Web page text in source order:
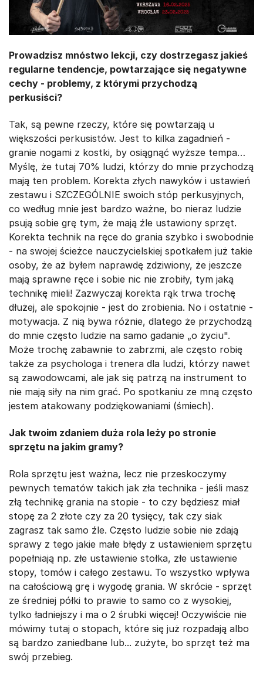
Prowadzisz mnóstwo lekcji, czy dostrzegasz jakieś
regularne tendencje, powtarzające się negatywne
cechy - problemy, z którymi przychodzą
perkusiści?
Tak, są pewne rzeczy, które się powtarzają u
większości perkusistów. Jest to kilka zagadnień -
granie nogami z kostki, by osiągnąć wyższe tempa…
Myślę, że tutaj 70% ludzi, którzy do mnie przychodzą
mają ten problem. Korekta złych nawyków i ustawień
zestawu i SZCZEGÓLNIE swoich stóp perkusyjnych,
co według mnie jest bardzo ważne, bo nieraz ludzie
psują sobie grę tym, że mają źle ustawiony sprzęt.
Korekta technik na ręce do grania szybko i swobodnie
- na swojej ścieżce nauczycielskiej spotkałem już takie
osoby, że aż byłem naprawdę zdziwiony, że jeszcze
mają sprawne ręce i sobie nic nie zrobiły, tym jaką
technikę mieli! Zazwyczaj korekta rąk trwa trochę
dłużej, ale spokojnie - jest do zrobienia. No i ostatnie -
motywacja. Z nią bywa różnie, dlatego że przychodzą
do mnie często ludzie na samo gadanie „o życiu".
Może trochę zabawnie to zabrzmi, ale często robię
także za psychologa i trenera dla ludzi, którzy nawet
są zawodowcami, ale jak się patrzą na instrument to
nie mają siły na nim grać. Po spotkaniu ze mną często
jestem atakowany podziękowaniami (śmiech).
Jak twoim zdaniem duża rola leży po stronie
sprzętu na jakim gramy?
Rola sprzętu jest ważna, lecz nie przeskoczymy
pewnych tematów takich jak zła technika - jeśli masz
złą technikę grania na stopie - to czy będziesz miał
stopę za 2 złote czy za 20 tysięcy, tak czy siak
zagrasz tak samo źle. Często ludzie sobie nie zdają
sprawy z tego jakie małe błędy z ustawieniem sprzętu
popełniają np. złe ustawienie stołka, złe ustawienie
stopy, tomów i całego zestawu. To wszystko wpływa
na całościową grę i wygodę grania. W skrócie - sprzęt
ze średniej półki to prawie to samo co z wysokiej,
tylko ładniejszy i ma o 2 śrubki więcej! Oczywiście nie
mówimy tutaj o stopach, które się już rozpadają albo
są bardzo zaniedbane lub... zużyte, bo sprzęt też ma
swój przebieg.